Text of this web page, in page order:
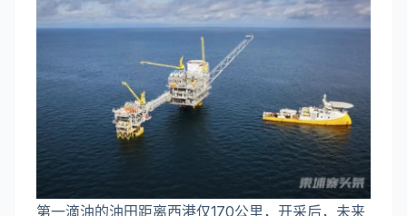
第一滴油的油田距离西港仅170公里，开采后，未来